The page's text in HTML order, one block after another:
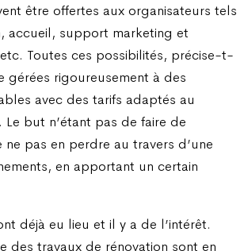
être offertes aux organisateurs tels
accueil, support marketing et
Toutes ces possibilités, précise-t-
gérées rigoureusement à des
avec des tarifs adaptés au
Le but n’étant pas de faire de
ne pas en perdre au travers d’une
en apportant un certain
déjà eu lieu et il y a de l’intérêt.
des travaux de rénovation sont en